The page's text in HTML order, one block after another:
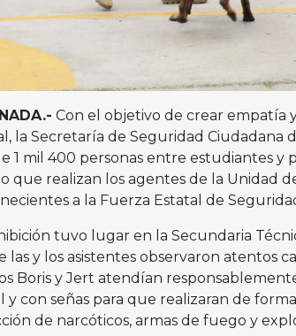
Con el objetivo de crear empatía
la Secretaría de Seguridad Ciudadana
1 mil 400 personas entre estudiantes y
que realizan los agentes de la Unidad
a la Fuerza Estatal de
tuvo lugar en la Secundaria
las y los asistentes observaron atentos
Boris y Jert atendían
y con señas para que realizaran de
de narcóticos, armas de fuego y